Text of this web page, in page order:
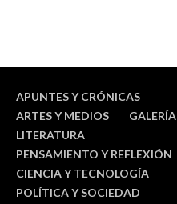
APUNTES Y CRÓNICAS
ARTES Y MEDIOS
GALERÍA
LITERATURA
PENSAMIENTO Y REFLEXIÓN
CIENCIA Y TECNOLOGÍA
POLÍTICA Y SOCIEDAD